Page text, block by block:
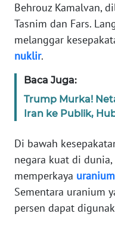
Behrouz Kamalvan,
Tasnim dan Fars.
melanggar
nuklir.
Baca Juga:
Trump Murka!
Iran ke Publik,
Di bawah
negara kuat di
memperkaya uranium
Sementara uranium
persen dapat
INFO
IKLAN
TENTANG
PEDOMAN
MEDIA
SIBER
KARIR
DISCLAIMER